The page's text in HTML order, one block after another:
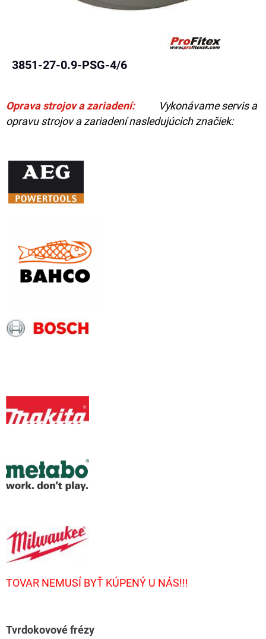
3851-27-0.9-PSG-4/6
Oprava strojov a zariadení:
Vykonávame servis a
opravu strojov a zariadení nasledujúcich značiek:
TOVAR NEMUSÍ BYŤ KÚPENÝ U NÁS!!!
Tvrdokovové frézy